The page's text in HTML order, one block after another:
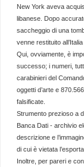
New York aveva
libanese. Dopo
saccheggio di una
venne restituito
Qui, ovviamente, è
successo; i numeri,
carabinieri del
oggetti d’arte e
falsificate.
Strumento prezioso a
Banca Dati - archivio
descrizione e
di cui è vietata
Inoltre, per pareri e